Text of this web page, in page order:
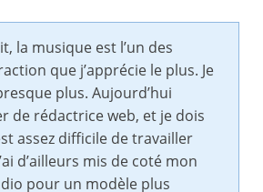
la musique est l’un des
que j’apprécie le plus. Je
plus. Aujourd’hui
de rédactrice web, et je dois
assez difficile de travailler
d’ailleurs mis de coté mon
pour un modèle plus